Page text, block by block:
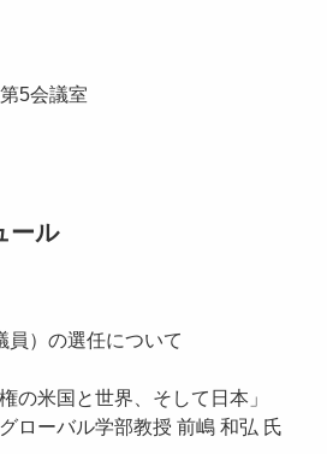
5会議室
ール
員）の選任について
の米国と世界、そして日本」
ローバル学部教授 前嶋 和弘 氏